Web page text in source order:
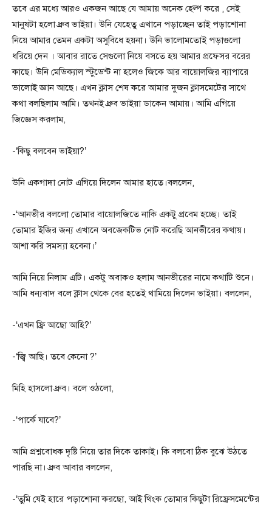
তবে এর মধ্যে আরও একজন আছে যে আমায় অনেক হেল্প করে , সেই
মানুষটা হলো ধ্রুব ভাইয়া। উনি যেহেতু এখানে পড়াচ্ছেন তাই পড়াশোনা
নিয়ে আমার তেমন একটা অসুবিধে হয়না। উনি ভালোমতোই পড়াগুলো
ধরিয়ে দেন । আবার রাতে সেগুলো নিয়ে বসতে হয় আমার প্রফেসর বরের
কাছে। উনি মেডিক্যাল স্টুডেন্ট না হলেও জিকে আর বায়োলজির ব্যাপারে
ভালোই জ্ঞান আছে। এখন ক্লাস শেষ করে আমার দুজন ক্লাসমেটের সাথে
কথা বলছিলাম আমি। তখনই ধ্রুব ভাইয়া ডাকেন আমায়। আমি এগিয়ে
জিজ্ঞেস করলাম,
-‘কিছু বলবেন ভাইয়া?’
উনি একগাদা নোট এগিয়ে দিলেন আমার হাতে।বললেন,
-‘আনভীর বললো তোমার বায়োলজিতে নাকি একটু প্রবেম হচ্ছে। তাই
তোমার ইজির জন্য এখানে অবজেকটিভ নোট করেছি আনভীরের কথায়।
আশা করি সমস্যা হবেনা।’
আমি নিয়ে নিলাম এটি। একটু অবাকও হলাম আনভীরের নামে কথাটি শুনে।
আমি ধন্যবাদ বলে ক্লাস থেকে বের হতেই থামিয়ে দিলেন ভাইয়া। বললেন,
-‘এখন ফ্রি আছো আহি?’
-‘জ্বি আছি। তবে কেনো ?’
মিহি হাসলো ধ্রুব। বলে ওঠলো,
-‘পার্কে যাবে?’
আমি প্রশ্নবোধক দৃষ্টি নিয়ে তার দিকে তাকাই। কি বলবো ঠিক বুঝে উঠতে
পারছি না। ধ্রুব আবার বললেন,
-‘তুমি যেই হারে পড়াশোনা করছো, আই থিংক তোমার কিছুটা রিফ্রেসমেন্টের